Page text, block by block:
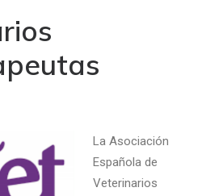
La Asociación
Española de
Veterinarios